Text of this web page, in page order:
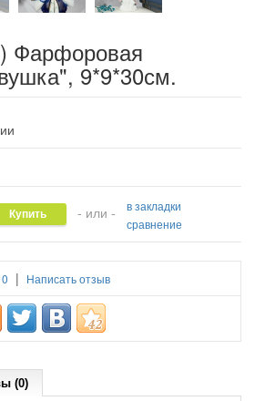
Фарфоровая
9*9*30см.
- или -
в закладки
сравнение
| Написать отзыв
(0)